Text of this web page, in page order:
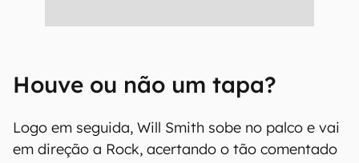
Houve ou não um tapa?
Logo em seguida, Will Smith sobe no palco e vai
em direção a Rock, acertando o tão comentado